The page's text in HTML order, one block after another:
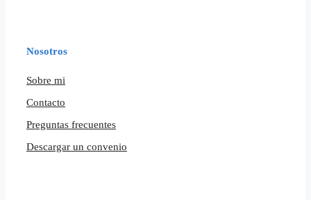
Nosotros
Sobre mi
Contacto
Preguntas frecuentes
Descargar un convenio